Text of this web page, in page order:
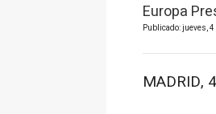
Europa
Publicado: jueves,
MADRID,